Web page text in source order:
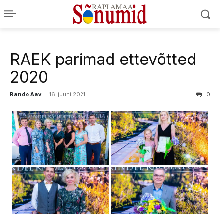
RAEK parimad ettevõtted
2020
Rando Aav - 16. juuni 2021 0